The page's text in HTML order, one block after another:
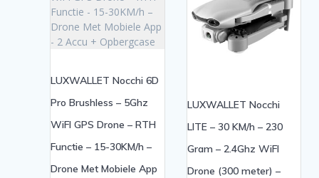
LUXWALLET Nocchi 6D
Pro Brushless – 5Ghz
WiFI GPS Drone – RTH
Functie – 15-30KM/h –
Drone Met Mobiele App
LUXWALLET Nocchi
LITE – 30 KM/h – 230
Gram – 2.4Ghz WiFI
Drone (300 meter) –